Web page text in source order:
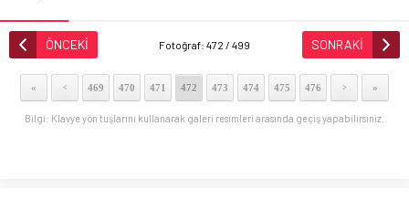
ÖNCEKİ Fotoğraf: 472 / 499 SONRAKİ
« < 469 470 471 472 473 474 475 476 > »
Bilgi: Klavye yön tuşlarını kullanarak galeri resimleri arasında geçiş yapabilirsiniz.